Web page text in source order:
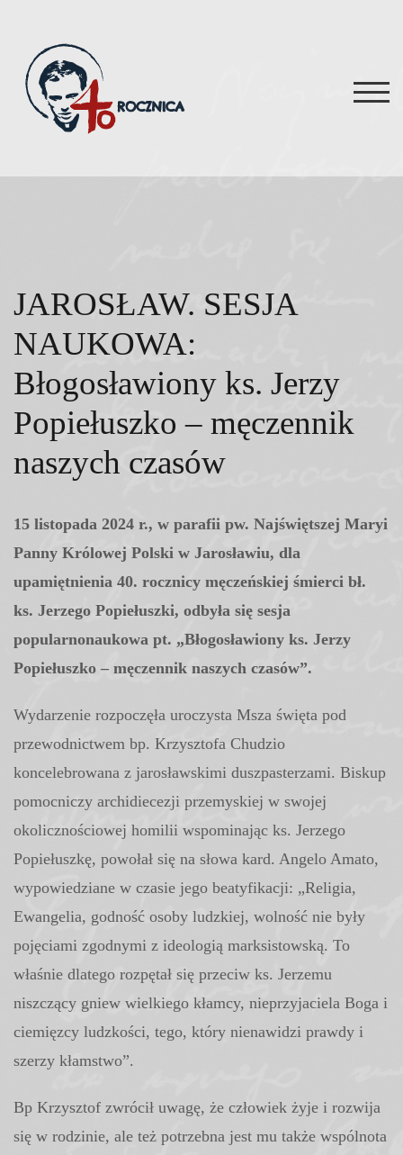
content
JAROSŁAW. SESJA
NAUKOWA:
Błogosławiony ks. Jerzy
Popiełuszko – męczennik
naszych czasów
15 listopada 2024 r., w parafii pw. Najświętszej Maryi
Panny Królowej Polski w Jarosławiu, dla
upamiętnienia 40. rocznicy męczeńskiej śmierci bł.
ks. Jerzego Popiełuszki, odbyła się sesja
popularnonaukowa pt. „Błogosławiony ks. Jerzy
Popiełuszko – męczennik naszych czasów”.
Wydarzenie rozpoczęła uroczysta Msza święta pod
przewodnictwem bp. Krzysztofa Chudzio
koncelebrowana z jarosławskimi duszpasterzami. Biskup
pomocniczy archidiecezji przemyskiej w swojej
okolicznościowej homilii wspominając ks. Jerzego
Popiełuszkę, powołał się na słowa kard. Angelo Amato,
wypowiedziane w czasie jego beatyfikacji: „Religia,
Ewangelia, godność osoby ludzkiej, wolność nie były
pojęciami zgodnymi z ideologią marksistowską. To
właśnie dlatego rozpętał się przeciw ks. Jerzemu
niszczący gniew wielkiego kłamcy, nieprzyjaciela Boga i
ciemięzcy ludzkości, tego, który nienawidzi prawdy i
szerzy kłamstwo”.
Bp Krzysztof zwrócił uwagę, że człowiek żyje i rozwija
się w rodzinie, ale też potrzebna jest mu także wspólnota